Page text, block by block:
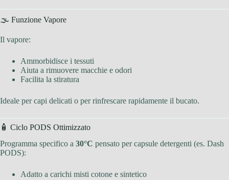
🌫 Funzione Vapore
Il vapore:
Ammorbidisce i tessuti
Aiuta a rimuovere macchie e odori
Facilita la stiratura
Ideale per capi delicati o per rinfrescare rapidamente il bucato.
🧴 Ciclo PODS Ottimizzato
Programma specifico a 30°C pensato per capsule detergenti (es. Dash
PODS):
Adatto a carichi misti cotone e sintetico